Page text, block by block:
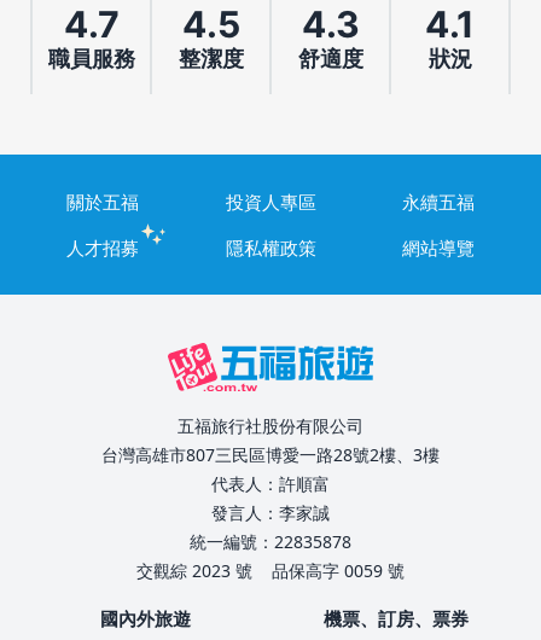
4.7
職員服務
4.5
整潔度
4.3
舒適度
4.1
狀況
關於五福 投資人專區
永續五福
人才招募
隱私權政策 網站導覽
五福旅行社股份有限公司
台灣高雄市807三民區博愛一路28號2樓、3樓
代表人：許順富
發言人：李家誠
統一編號：22835878
交觀綜 2023 號
品保高字 0059 號
國內外旅遊 機票、訂房、票券